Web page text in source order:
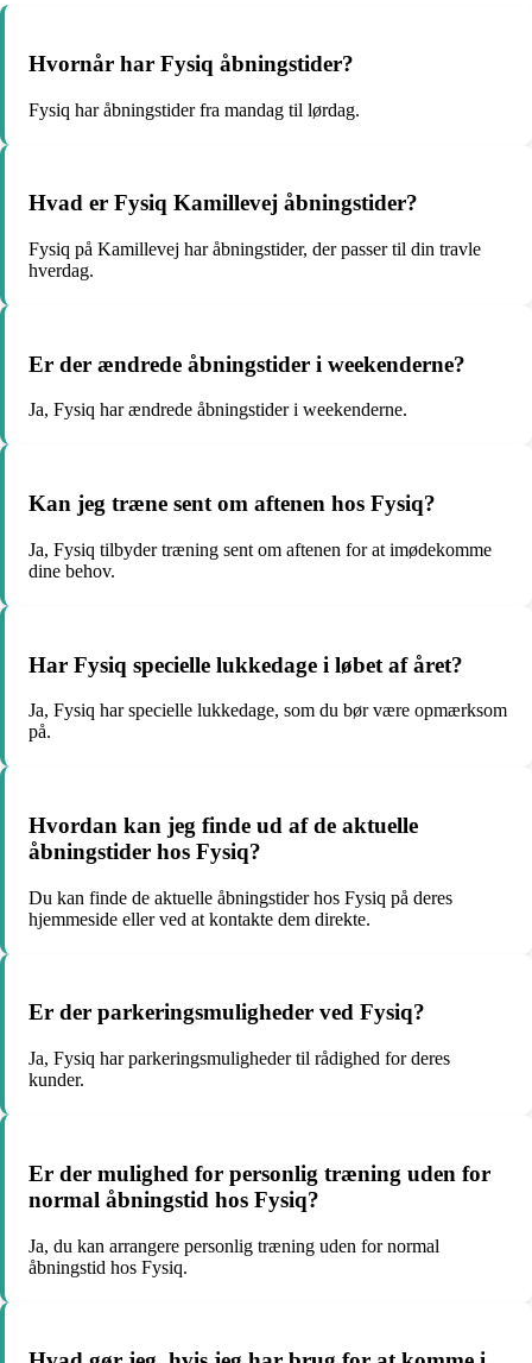
Hvornår har Fysiq åbningstider?
Fysiq har åbningstider fra mandag til lørdag.
Hvad er Fysiq Kamillevej åbningstider?
Fysiq på Kamillevej har åbningstider, der passer til din travle
hverdag.
Er der ændrede åbningstider i weekenderne?
Ja, Fysiq har ændrede åbningstider i weekenderne.
Kan jeg træne sent om aftenen hos Fysiq?
Ja, Fysiq tilbyder træning sent om aftenen for at imødekomme
dine behov.
Har Fysiq specielle lukkedage i løbet af året?
Ja, Fysiq har specielle lukkedage, som du bør være opmærksom
på.
Hvordan kan jeg finde ud af de aktuelle
åbningstider hos Fysiq?
Du kan finde de aktuelle åbningstider hos Fysiq på deres
hjemmeside eller ved at kontakte dem direkte.
Er der parkeringsmuligheder ved Fysiq?
Ja, Fysiq har parkeringsmuligheder til rådighed for deres
kunder.
Er der mulighed for personlig træning uden for
normal åbningstid hos Fysiq?
Ja, du kan arrangere personlig træning uden for normal
åbningstid hos Fysiq.